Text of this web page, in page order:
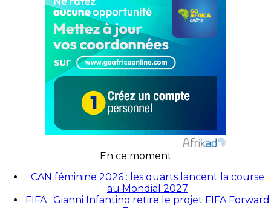
En ce moment
CAN féminine 2026 : les quarts lancent la course
au Mondial 2027
FIFA : Gianni Infantino retire le projet FIFA Forward